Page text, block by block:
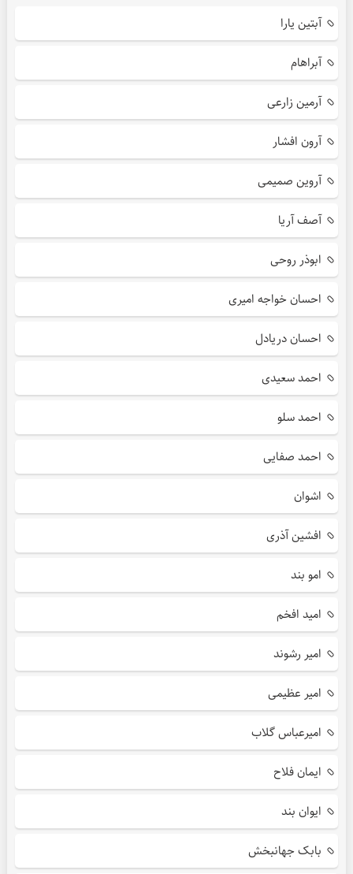
آبتین یارا
آبراهام
آرمین زارعی
آرون افشار
آروین صمیمی
آصف آریا
ابوذر روحی
احسان خواجه امیری
احسان دریادل
احمد سعیدی
احمد سلو
احمد صفایی
اشوان
افشین آذری
امو بند
امید افخم
امیر رشوند
امیر عظیمی
امیرعباس گلاب
ایمان فلاح
ایوان بند
بابک جهانبخش